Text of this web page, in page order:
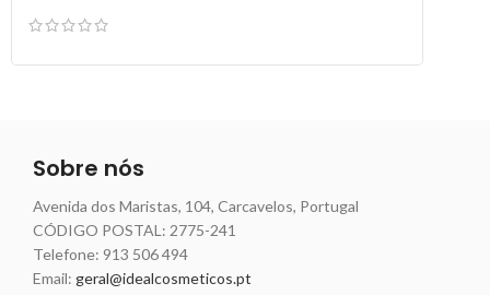
Sobre nós
Avenida dos Maristas, 104, Carcavelos, Portugal
CÓDIGO POSTAL: 2775-241
Telefone: 913 506 494
Email: geral@idealcosmeticos.pt